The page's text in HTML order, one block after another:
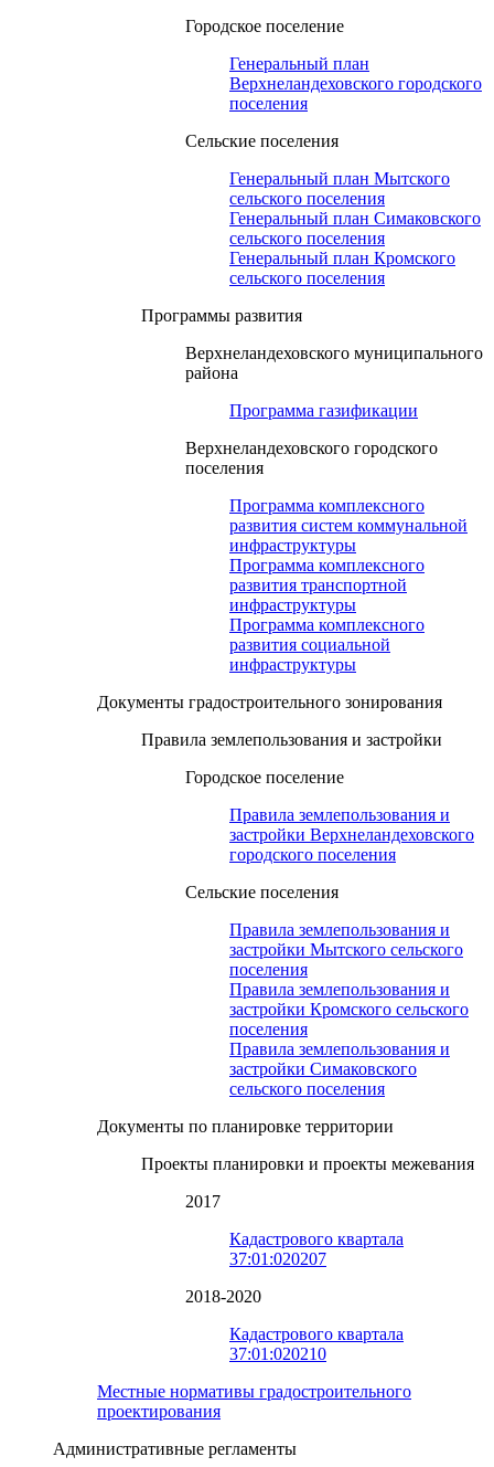
Городское поселение
Генеральный план
Верхнеландеховского городского
поселения
Сельские поселения
Генеральный план Мытского
сельского поселения
Генеральный план Симаковского
сельского поселения
Генеральный план Кромского
сельского поселения
Программы развития
Верхнеландеховского муниципального
района
Программа газификации
Верхнеландеховского городского
поселения
Программа комплексного
развития систем коммунальной
инфраструктуры
Программа комплексного
развития транспортной
инфраструктуры
Программа комплексного
развития социальной
инфраструктуры
Документы градостроительного зонирования
Правила землепользования и застройки
Городское поселение
Правила землепользования и
застройки Верхнеландеховского
городского поселения
Сельские поселения
Правила землепользования и
застройки Мытского сельского
поселения
Правила землепользования и
застройки Кромского сельского
поселения
Правила землепользования и
застройки Симаковского
сельского поселения
Документы по планировке территории
Проекты планировки и проекты межевания
2017
Кадастрового квартала
37:01:020207
2018-2020
Кадастрового квартала
37:01:020210
Местные нормативы градостроительного
проектирования
Административные регламенты